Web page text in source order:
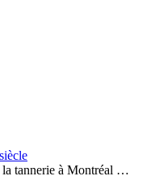
siècle
la tannerie à Montréal …